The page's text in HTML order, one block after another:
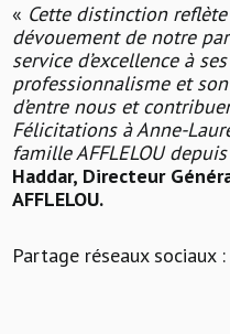
« Cette distinction
dévouement de notre
service d’excellence à
professionnalisme et
d’entre nous et
Félicitations à Anne-
famille AFFLELOU
Haddar, Directeur
AFFLELOU.
Partage réseaux sociaux :